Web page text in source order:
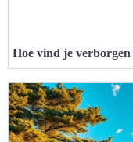
Hoe vind je